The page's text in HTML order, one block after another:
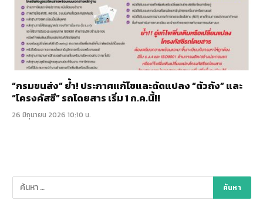
“กรมขนส่ง” ย้ำ! ประกาศแก้ไขและดัดแปลง “ตัวถัง” และ
“โครงคัสซี” รถโดยสาร เริ่ม 1 ก.ค.นี้!!
26 มิถุนายน 2026 10:10 น.